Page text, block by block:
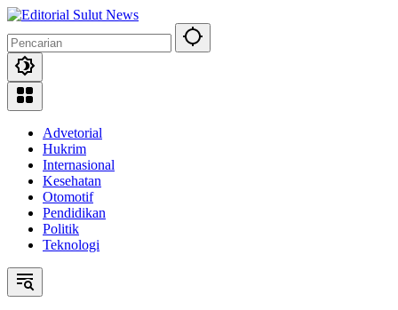
Langsung
konten
Advetorial
Hukrim
Internasional
Kesehatan
Otomotif
Pendidikan
Politik
Teknologi